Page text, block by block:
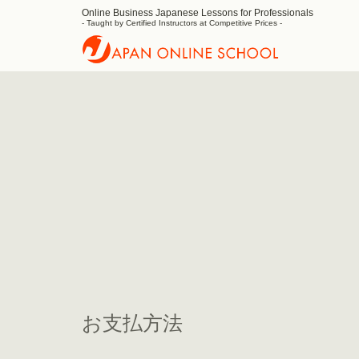
Online Business Japanese Lessons for Professionals
- Taught by Certified Instructors at Competitive Prices -
お支払方法